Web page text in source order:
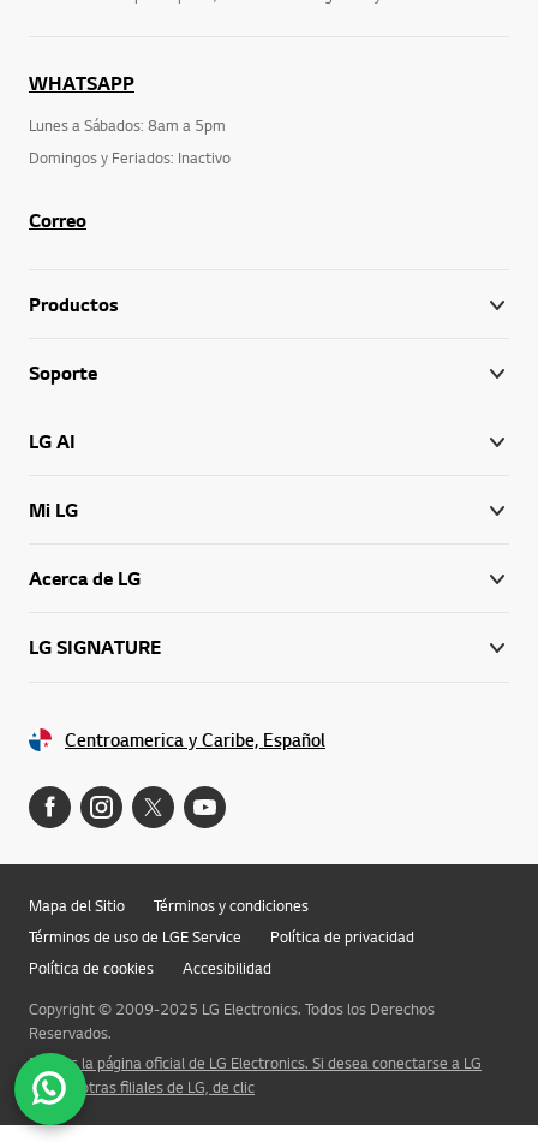
WHATSAPP
Lunes a Sábados: 8am a 5pm
Domingos y Feriados: Inactivo
Correo
Productos
Soporte
LG AI
Mi LG
Acerca de LG
LG SIGNATURE
Centroamerica y Caribe, Español
Mapa del Sitio
Términos y condiciones
Términos de uso de LGE Service
Política de privacidad
Política de cookies
Accesibilidad
Copyright © 2009-2025 LG Electronics. Todos los Derechos
Reservados.
Esta es la página oficial de LG Electronics. Si desea conectarse a LG
Corp. u otras filiales de LG, de clic